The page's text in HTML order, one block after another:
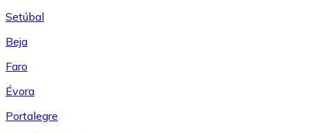
Setúbal
Beja
Faro
Évora
Portalegre